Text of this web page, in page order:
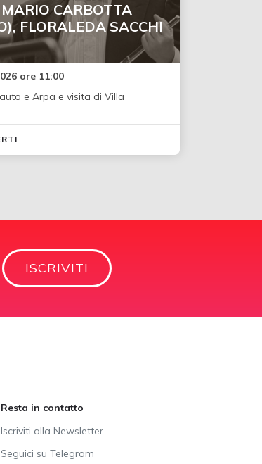
CARBOTTA
FLORALEDA SACCHI
ore 11:00
e Arpa e visita di Villa
ISCRIVITI
Resta in contatto
Iscriviti alla Newsletter
Seguici su Telegram